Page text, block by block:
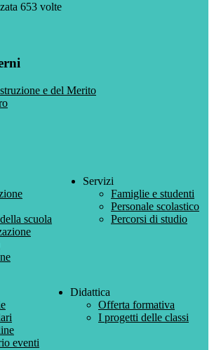
653 volte
e del Merito
scuola
Servizi
Famiglie e studenti
Personale scolastico
Percorsi di studio
eventi
Didattica
Offerta formativa
I progetti delle classi